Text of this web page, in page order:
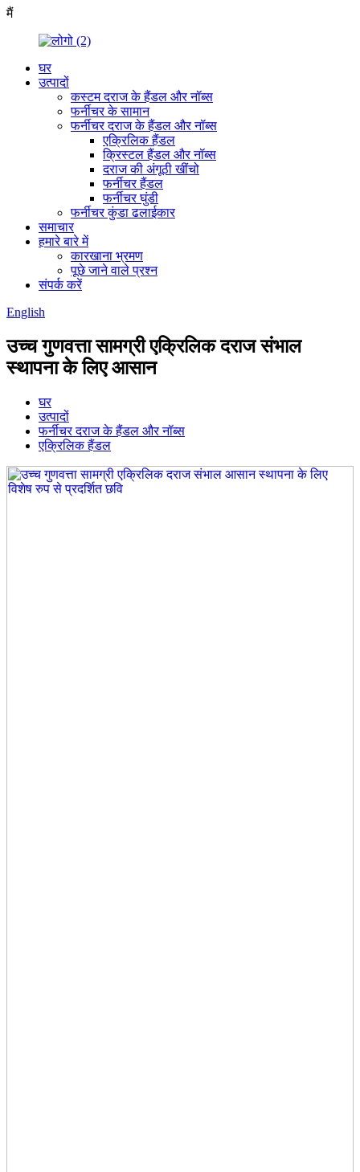
मैं
घर
उत्पादों
कस्टम दराज के हैंडल और नॉब्स
फर्नीचर के सामान
फर्नीचर दराज के हैंडल और नॉब्स
एक्रिलिक हैंडल
क्रिस्टल हैंडल और नॉब्स
दराज की अंगूठी खींचो
फर्नीचर हैंडल
फर्नीचर घुंडी
फर्नीचर कुंडा ढलाईकार
समाचार
हमारे बारे में
कारखाना भ्रमण
पूछे जाने वाले प्रश्न
संपर्क करें
English
उच्च गुणवत्ता सामग्री एक्रिलिक दराज संभाल
स्थापना के लिए आसान
घर
उत्पादों
फर्नीचर दराज के हैंडल और नॉब्स
एक्रिलिक हैंडल